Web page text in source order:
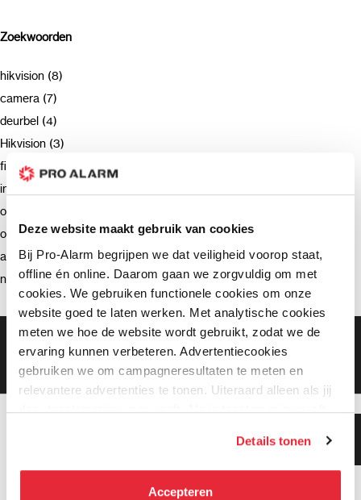
Deze website maakt gebruik van cookies
Bij Pro-Alarm begrijpen we dat veiligheid voorop staat,
offline én online. Daarom gaan we zorgvuldig om met
cookies. We gebruiken functionele cookies om onze
website goed te laten werken. Met analytische cookies
meten we hoe de website wordt gebruikt, zodat we de
ervaring kunnen verbeteren. Advertentiecookies
gebruiken we om campagneresultaten te meten en
relevantere advertenties te tonen. Uiteraard alleen als jij
daar toestemming voor geeft. Als je toestemming geeft,
kunnen deze gegevens combineren met informatie die zij
hebben verzameld via het gebruik van hun diensten. Je
kunt alle cookies accepteren, alleen noodzakelijke
Details tonen
Accepteren
Zoekwoorden
hikvision (8)
camera (7)
deurbel (4)
Hikvision (3)
firmware (3)
installatie (2)
ondersteuning (2)
opnemen (2)
advies (2)
netwerkrecorder (2)
Gratis bezorging vanaf €99,-
Gratis retourneren binnen 90 dagen*
Klanten geven ons een 9.3 gemiddeld
gemiddeld!